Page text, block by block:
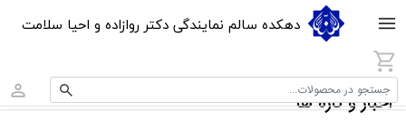
دهکده سالم نمایندگی دکتر روازاده و احیا سلامت
جستجو در محصولات...
اخبار و تازه ها